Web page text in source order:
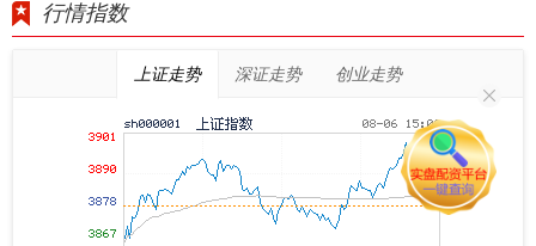
行情指数
上证走势 深证走势 创业走势